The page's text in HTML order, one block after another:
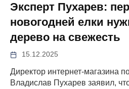
Эксперт Пухарев:
новогодней елки
дерево на свежесть
15.12.2025
Директор интернет-магазина
Владислав Пухарев заявил,